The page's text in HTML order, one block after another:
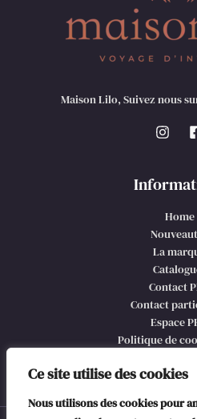
Ce site utilise des cookies
Nous utilisons des cookies pour
Maison Lilo, Suivez nous
Home
La
Contact
Contact
Espace
Politique de